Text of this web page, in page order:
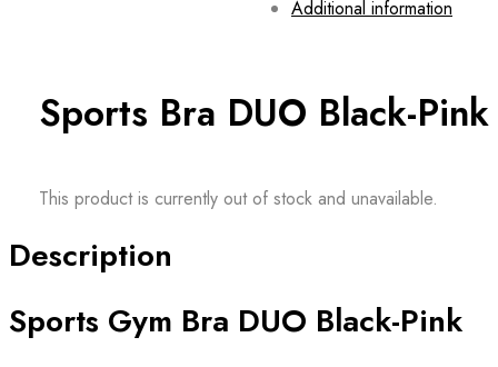
Sports Bra DUO Black-Pink
This product is currently out of stock and unavailable.
Additional information
Description
Sports Gym Bra DUO Black-Pink